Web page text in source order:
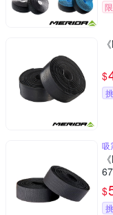
$
吸
$